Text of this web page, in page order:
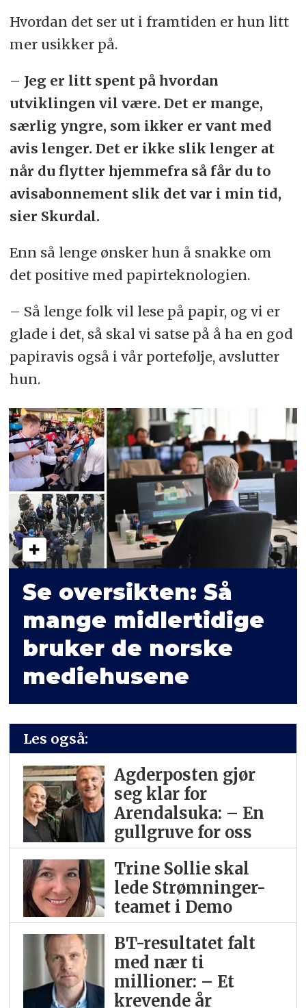
Hvordan det ser ut i framtiden er hun litt
mer usikker på.
– Jeg er litt spent på hvordan
utviklingen vil være. Det er mange,
særlig yngre, som ikker er vant med
avis lenger. Det er ikke slik lenger at
når du flytter hjemmefra så får du to
avisabonnement slik det var i min tid,
sier Skurdal.
Enn så lenge ønsker hun å snakke om
det positive med papirteknologien.
– Så lenge folk vil lese på papir, og vi er
glade i det, så skal vi satse på å ha en god
papiravis også i vår portefølje, avslutter
hun.
Se oversikten: Så
mange midlertidige
bruker de norske
mediehusene
Les også:
Agderposten gjør
seg klar for
Arendalsuka: – En
gullgruve for oss
Trine Sollie skal
lede Strømninger-
teamet i Demo
BT-resultatet falt
med nær ti
millioner: – Et
krevende år